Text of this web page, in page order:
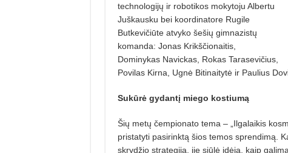
technologijų ir robotikos mokytoju Albertu
Juškausku bei koordinatore Rugile
Butkevičiūte atvyko šešių gimnazistų
komanda: Jonas Krikščionaitis,
Dominykas Navickas, Rokas Tarasevičius,
Povilas Kirna, Ugnė Bitinaitytė ir Paulius
Sukūrė gydantį miego kostiumą
Šių metų čempionato tema – „Ilgalaikis
pristatyti pasirinktą šios temos sprendimą.
skrydžio strategiją, jie siūlė idėją, kaip